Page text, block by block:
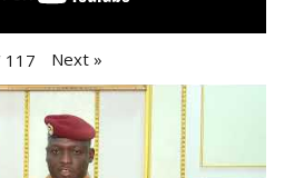
117 Next »